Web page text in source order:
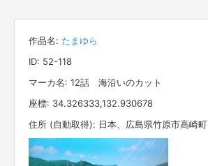
作品名: たまゆら
ID: 52-118
マーカ名: 12話 海沿いのカット
座標: 34.326333,132.930678
住所 (自動取得): 日本、広島県竹原市高崎町